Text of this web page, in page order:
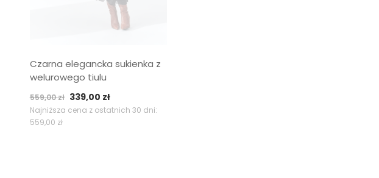
Czarna elegancka sukienka z
welurowego tiulu
559,00zł Pierwotna
cena
339,00 złAktualna
cena
Najniższa cena z ostatnich 30 dni:
559,00 zł